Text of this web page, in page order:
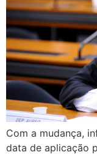
Com a mudança,
data de aplicação